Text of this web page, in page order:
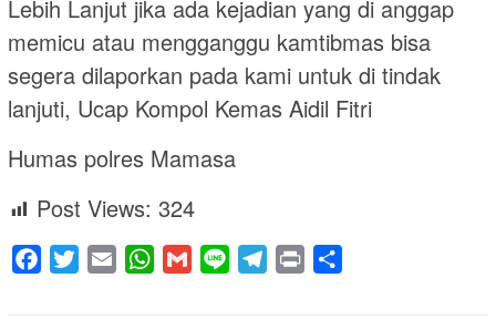
Lebih Lanjut jika ada kejadian yang di anggap
memicu atau mengganggu kamtibmas bisa
segera dilaporkan pada kami untuk di tindak
lanjuti, Ucap Kompol Kemas Aidil Fitri
Humas polres Mamasa
Post Views: 324
Facebook
Twitter Email WhatsApp
Gmail Line Telegram
Print